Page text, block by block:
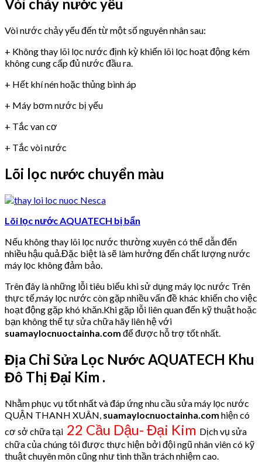
Vòi chảy nước yếu
Vòi nước chảy yếu đến từ một số nguyên nhân sau:
+ Không thay lõi lọc nước định kỳ khiến lõi lọc hoạt động kém
không cung cấp đủ nước đầu ra.
+ Hết khí nén hoặc thủng bình áp
+ Máy bơm nước bị yếu
+ Tắc van cơ
+ Tắc vòi nước
Lõi lọc nước chuyển màu
Lõi lọc nước AQUATECH bị bẩn
Nếu không thay lõi lọc nước thường xuyên có thể dẫn đến
nhiều hậu quả.Đặc biệt là sẽ làm hưởng đến chất lượng nước
máy lọc không đảm bảo.
Trên đây là những lỗi tiêu biểu khi sử dụng máy lọc nước Trên
thực tế,máy lọc nước còn gặp nhiều vấn đề khác khiến cho việc
hoạt động gặp khó khăn.Khi gặp lỗi liên quan đến kỹ thuật hoặc
bạn không thể tự sửa chữa hãy liên hệ với
suamaylocnuoctainha.com để được hỗ trợ tốt nhất.
Địa Chỉ Sửa Lọc Nước AQUATECH Khu
Đô Thị Đại Kim .
Nhằm phục vụ tốt nhất và đáp ứng nhu cầu sửa máy lọc nước
QUẬN THANH XUÂN, suamaylocnuoctainha.com hiện có
cơ sở chữa tại 22 Cầu Dậu- Đại Kim Dịch vụ sửa
chữa của chúng tôi được thực hiện bởi đội ngũ nhân viên có kỹ
thuật chuyên môn cũng như tinh thần trách nhiệm cao.